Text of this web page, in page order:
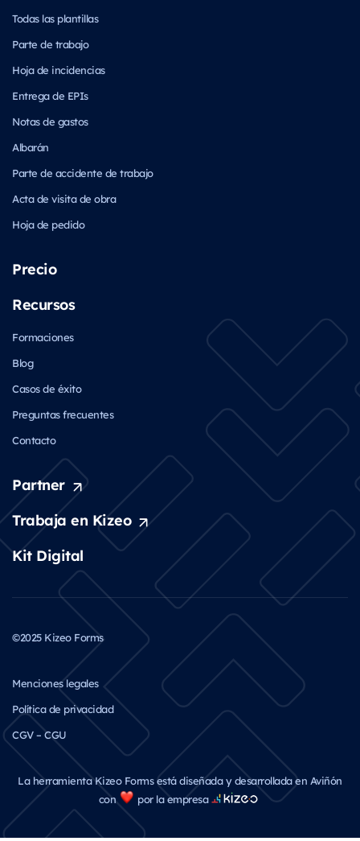
Todas las plantillas
Parte de trabajo
Hoja de incidencias
Entrega de EPIs
Notas de gastos
Albarán
Parte de accidente de trabajo
Acta de visita de obra
Hoja de pedido
Precio
Recursos
Formaciones
Blog
Casos de éxito
Preguntas frecuentes
Contacto
Partner
Trabaja en Kizeo
Kit Digital
©2025 Kizeo Forms
La herramienta Kizeo Forms está diseñada y desarrollada en Aviñón
con
por la empresa
Menciones legales
Política de privacidad
CGV – CGU